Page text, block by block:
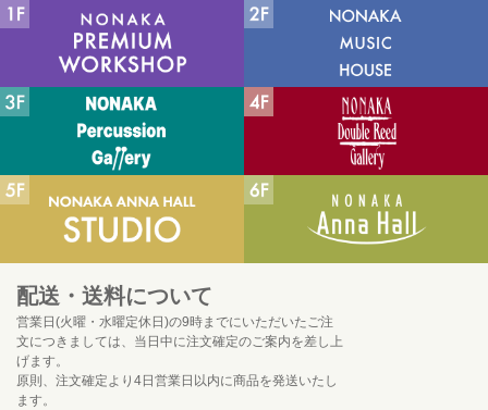
配送・送料について
営業日(火曜・水曜定休日)の9時までにいただいたご注
文につきましては、当日中に注文確定のご案内を差し上
げます。
原則、注文確定より4日営業日以内に商品を発送いたし
ます。